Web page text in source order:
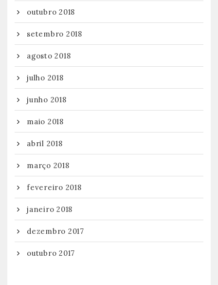
outubro 2018
setembro 2018
agosto 2018
julho 2018
junho 2018
maio 2018
abril 2018
março 2018
fevereiro 2018
janeiro 2018
dezembro 2017
outubro 2017